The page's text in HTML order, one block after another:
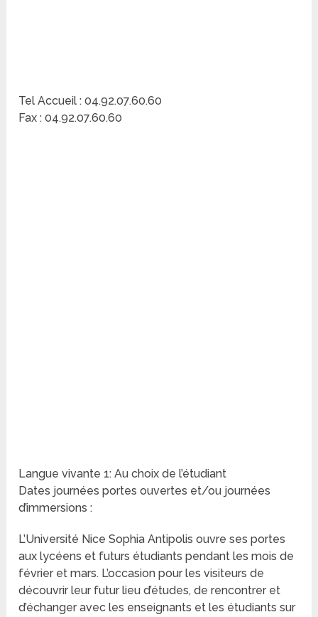
Tel Accueil : 04.92.07.60.60
Fax : 04.92.07.60.60
Langue vivante 1: Au choix de l’étudiant
Dates journées portes ouvertes et/ou journées
d’immersions :
L’Université Nice Sophia Antipolis ouvre ses portes
aux lycéens et futurs étudiants pendant les mois de
février et mars. L’occasion pour les visiteurs de
découvrir leur futur lieu d’études, de rencontrer et
d’échanger avec les enseignants et les étudiants sur